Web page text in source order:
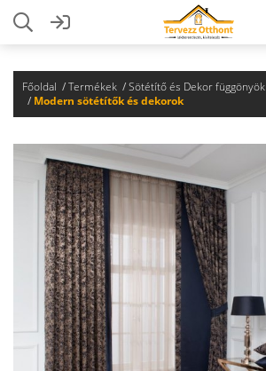
Főoldal Termékek
Sötétítő és Dekor függönyök
Modern sötétítők és dekorok